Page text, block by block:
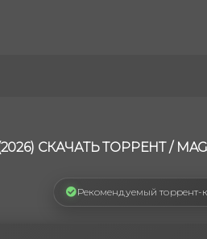
СКАЧАТЬ ТОРРЕНТ /
Рекомендуемый торрент-